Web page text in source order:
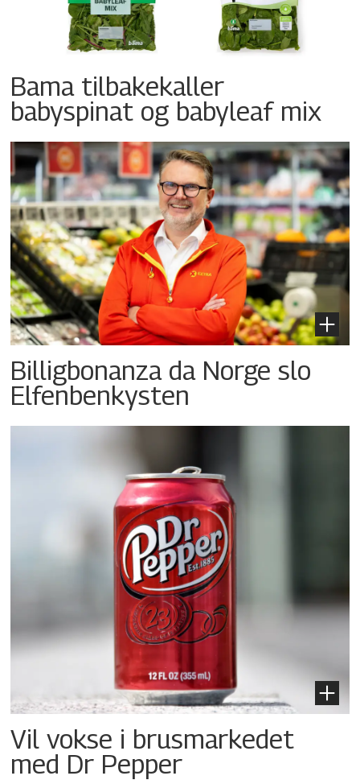
Bama tilbakekaller
babyspinat og babyleaf mix
Billigbonanza da Norge slo
Elfenbenkysten
Vil vokse i brusmarkedet
med Dr Pepper